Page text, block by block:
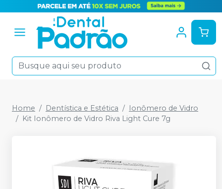
Home Dentística e Estética
Ionômero de Vidro
Kit Ionômero de Vidro Riva Light Cure 7g